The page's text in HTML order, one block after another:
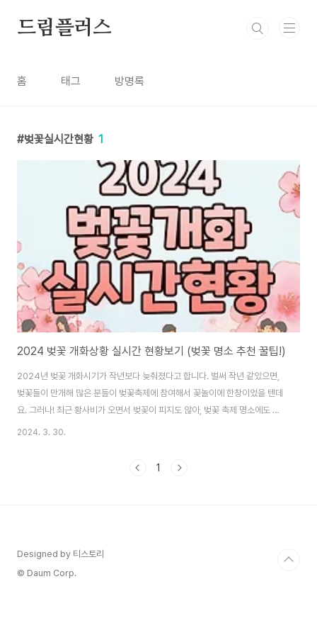
드림플러스
홈 태그 방명록
벚꽃실시간현황 1
2024 벚꽃 개화상황 실시간 현황보기 (벚꽃 명소 추천 꿀팁!)
2024년 벚꽃 개화시기가 작년보다 늦춰졌다고 합니다. 벌써 작년 같았으면,
벚꽃들이 만개해 많은 분들이 벚꽃축제에 참여해서 꽃놀이에 한창이었을 텐데
요. 그러나! 최근 황사비가 오면서 벚꽃이 피지도 않아, 벚꽃 축제 명소에도 사
람들의 발길이 많지 않다고 합니다. 괜히 벚꽃 보러 갔다가 황사비만 맞고 날씨
서는 벚꽃축제 기간을 더 연장시킨다는 소식도 전해지고 있는데요. 그렇다면
2024. 3. 30.
1
Designed by 티스토리
© Daum Corp.